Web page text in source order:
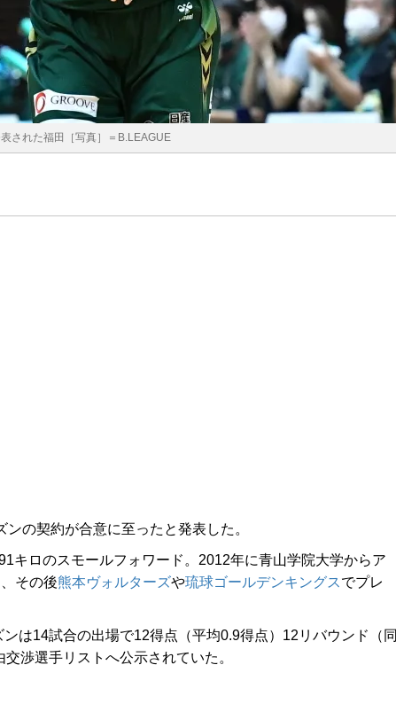
された福田［写真］＝B.LEAGUE
ンの契約が合意に至ったと発表した。
キロのスモールフォワード。2012年に青山学院大学からア
その後熊本ヴォルターズや琉球ゴールデンキングスでプレ
は14試合の出場で12得点（平均0.9得点）12リバウンド（同
渉選手リストへ公示されていた。